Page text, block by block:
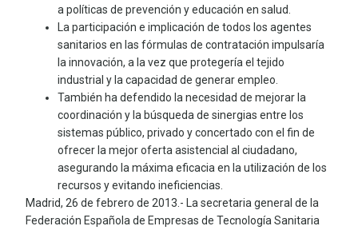
a políticas de prevención y educación en salud.
La participación e implicación de todos los agentes
sanitarios en las fórmulas de contratación impulsaría
la innovación, a la vez que protegería el tejido
industrial y la capacidad de generar empleo.
También ha defendido la necesidad de mejorar la
coordinación y la búsqueda de sinergias entre los
sistemas público, privado y concertado con el fin de
ofrecer la mejor oferta asistencial al ciudadano,
asegurando la máxima eficacia en la utilización de los
recursos y evitando ineficiencias.
Madrid, 26 de febrero de 2013.- La secretaria general de la
Federación Española de Empresas de Tecnología Sanitaria